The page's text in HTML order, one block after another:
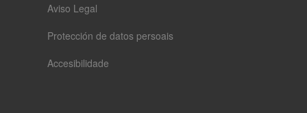
Aviso Legal
Protección de datos persoais
Accesibilidade